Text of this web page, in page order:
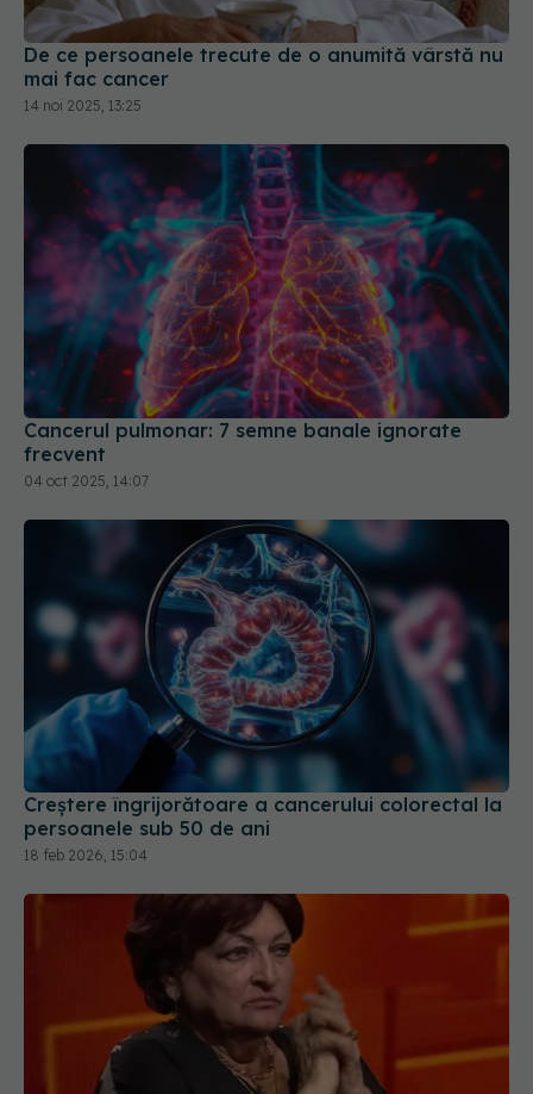
De ce persoanele trecute de o anumită vârstă nu
mai fac cancer
14 noi 2025, 13:25
Cancerul pulmonar: 7 semne banale ignorate
frecvent
04 oct 2025, 14:07
Creștere îngrijorătoare a cancerului colorectal la
persoanele sub 50 de ani
18 feb 2026, 15:04